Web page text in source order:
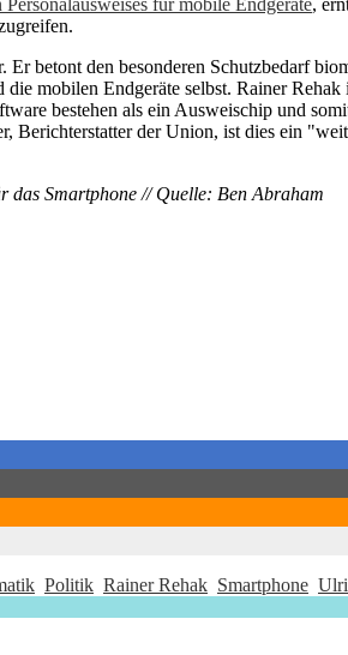
für mobile Endgeräte,
betont den besonderen Schutzbedarf
mobilen Endgeräte selbst. Rainer
bestehen als ein Ausweischip und
Berichterstatter der Union, ist dies ein
das Smartphone // Quelle: Ben Abraham
Politik Rainer Rehak Smartphone